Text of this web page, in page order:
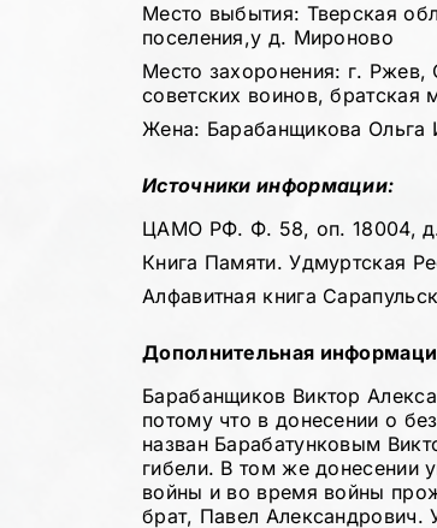
Место выбытия: Тверская
поселения,у д. Мироново
Место захоронения: г.
советских воинов, братская
Жена: Барабанщикова Ольга
Источники информации:
ЦАМО РФ. Ф. 58, оп. 18004,
Книга Памяти. Удмуртская
Алфавитная книга
Дополнительная
Барабанщиков Виктор
потому что в донесении о
назван Барабатунковым
гибели. В том же донесении
войны и во время войны
брат, Павел